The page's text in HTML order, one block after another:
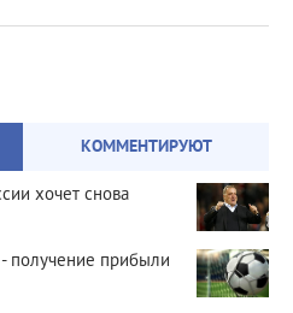
КОММЕНТИРУЮТ
хочет снова
получение прибыли